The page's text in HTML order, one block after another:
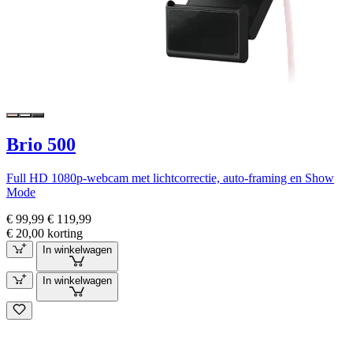
Brio 500
Full HD 1080p-webcam met lichtcorrectie, auto-framing en Show
Mode
€ 99,99 € 119,99
€ 20,00 korting
In winkelwagen
In winkelwagen